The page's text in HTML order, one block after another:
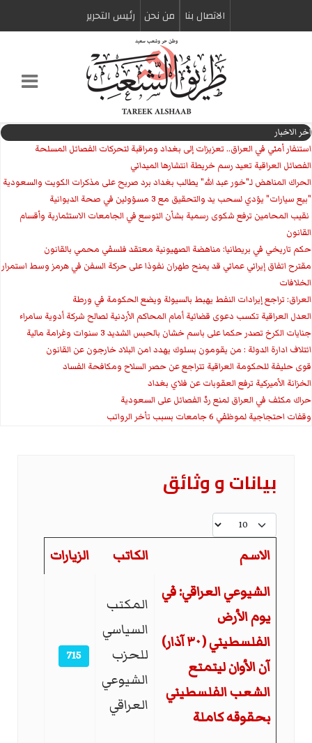
الاتصال بنا من نحن رئیس التحریر
اخر الاخبار
استنفار أمني في العراق.. تعزيزات إلى بغداد ومراقبة لتحركات الفصائل المسلحة
الفصائل العراقية تعيد رسم خريطة انتشارها الميداني
الحراك المناهض لـ"خور عبد الله" يطالب بغداد برد صريح على مذكرات الكويت والسعودية
"بيع سيارات" يؤدي لسحب يد والتحقيق مع 3 مسؤولين في صحة الديوانية
‏ نقيب المحامين ترفع شكوى رسمية بشأن التوسع في الجامعات الاستثمارية وأقسام
القانون
حكم تاريخي في بريطانيا: مناهضة الصهيونية معتقد فلسفي محمي بالقانون
مقترح اتفاق إيراني عماني قد يمنح طهران نفوذا على حركة السفن في هرمز وسط استمرار
الخلافات
العراق: تراجع إيرادات النفط يهبط بالسيولة ويضع الحكومة في ورطة
العدل العراقية تكسب دعوى قضائية أمام المحاكم الأردنية لصالح شركة أدوية سامراء
جنايات الكرخ تصدر حكما على باسم خشان بالحبس الشديد 3 سنوات وغرامة مالية
ائتلاف ادارة الدولة : من يقومون بسلوك يهدد امن البلاد خارجون عن القانون
قوى حليفة للحكومة العراقية تتراجع عن حصر السلاح ومكافحة الفساد
الخزانة الأميركية ترفع العقوبات عن فلاي بغداد
حراك مكثف في العراق لمنع ردّ الفصائل على السعودية
وقفات احتجاجية لموظفي 6 جامعات بسبب تأخر الرواتب
بیانات و وثائق
عدد الإظهارات:
المقالات
الاسم الكاتب
الزيارات
الشيوعي العراقي: في
يوم الأرض
الفلسطيني (٣٠ آذار)
آن الأوان ليتمتع
الشعب الفلسطيني
بحقوقه كاملة
المكتب
السياسي
للحزب
الشيوعي
العراقي
715